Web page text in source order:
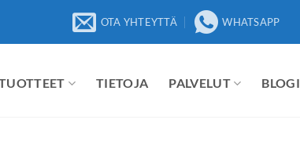
OTA YHTEYTTÄ WHATSAPP
TIETOJA PALVELUT BLOGI